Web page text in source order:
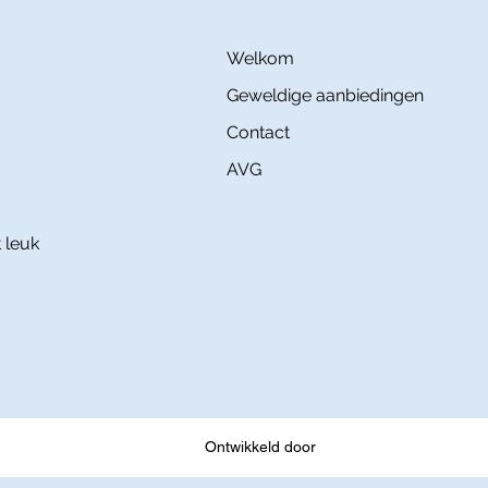
leuk
Welkom
Geweldige aanbiedingen
Contact
AVG
Ontwikkeld door